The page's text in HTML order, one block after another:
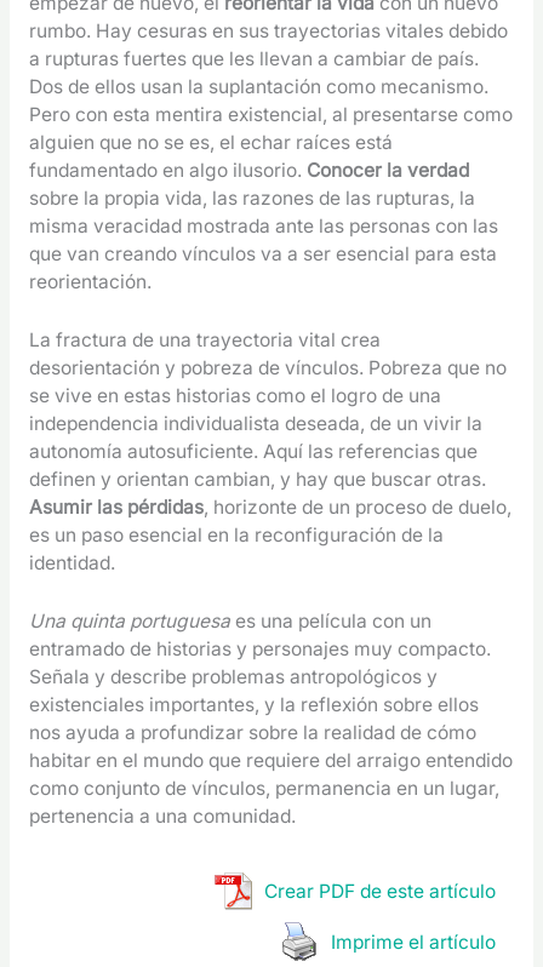
rumbo. Hay cesuras en sus trayectorias vitales debido
a rupturas fuertes que les llevan a cambiar de país.
Dos de ellos usan la suplantación como mecanismo.
Pero con esta mentira existencial, al presentarse como
alguien que no se es, el echar raíces está
fundamentado en algo ilusorio. Conocer la verdad
sobre la propia vida, las razones de las rupturas, la
misma veracidad mostrada ante las personas con las
que van creando vínculos va a ser esencial para esta
reorientación.
La fractura de una trayectoria vital crea
desorientación y pobreza de vínculos. Pobreza que no
se vive en estas historias como el logro de una
independencia individualista deseada, de un vivir la
autonomía autosuficiente. Aquí las referencias que
definen y orientan cambian, y hay que buscar otras.
Asumir las pérdidas, horizonte de un proceso de duelo,
es un paso esencial en la reconfiguración de la
identidad.
Una quinta portuguesaes una película con un
entramado de historias y personajes muy compacto.
Señala y describe problemas antropológicos y
existenciales importantes, y la reflexión sobre ellos
nos ayuda a profundizar sobre la realidad de cómo
habitar en el mundo que requiere del arraigo entendido
como conjunto de vínculos, permanencia en un lugar,
pertenencia a una comunidad.
Crear PDF de este artículo
Imprime el artículo